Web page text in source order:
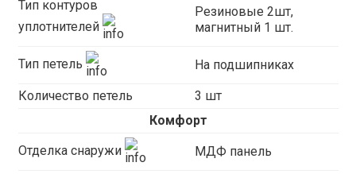
Тип контуров
уплотнителей
Резиновые 2шт,
магнитный 1 шт.
Тип петель На подшипниках
Количество петель
3 шт
Комфорт
Отделка снаружи МДФ панель